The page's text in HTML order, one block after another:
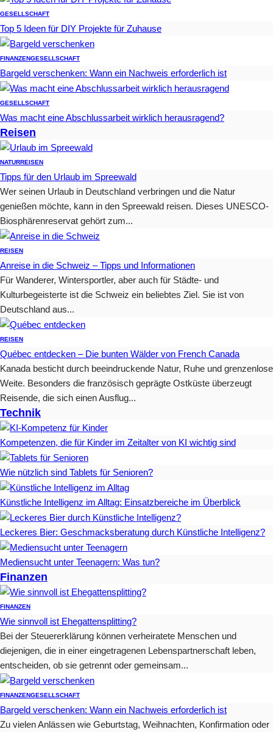
GESELLSCHAFT
Top 5 Ideen für DIY Projekte für Zuhause
FINANZENGESELLSCHAFT
Bargeld verschenken: Wann ein Nachweis erforderlich ist
GESELLSCHAFT
Was macht eine Abschlussarbeit wirklich herausragend?
Reisen
NATURREISEN
Tipps für den Urlaub im Spreewald
Wer seinen Urlaub in Deutschland verbringen und die Natur
genießen möchte, kann in den Spreewald reisen. Dieses UNESCO-
Biosphärenreservat gehört zum...
REISEN
Anreise in die Schweiz – Tipps und Informationen
Für Wanderer, Wintersportler, aber auch für Städte- und
Kulturbegeisterte ist die Schweiz ein beliebtes Ziel. Sie ist von
Deutschland aus...
REISEN
Québec entdecken – Die bunten Wälder von French Canada
Kanada besticht durch beeindruckende Natur, Ruhe und grenzenlose
Weite. Besonders die französisch geprägte Ostküste überzeugt
Reisende, die sich einen Ausflug...
Technik
Kompetenzen, die für Kinder im Zeitalter von KI wichtig sind
Wie nützlich sind Tablets für Senioren?
Künstliche Intelligenz im Alltag: Einsatzbereiche im Überblick
Leckeres Bier: Geschmacksberatung durch Künstliche Intelligenz?
Mediensucht unter Teenagern: Was tun?
Finanzen
FINANZEN
Wie sinnvoll ist Ehegattensplitting?
Bei der Steuererklärung können verheiratete Menschen und
diejenigen, die in einer eingetragenen Lebenspartnerschaft leben,
entscheiden, ob sie getrennt oder gemeinsam...
FINANZENGESELLSCHAFT
Bargeld verschenken: Wann ein Nachweis erforderlich ist
Zu vielen Anlässen wie Geburtstag, Weihnachten, Konfirmation oder